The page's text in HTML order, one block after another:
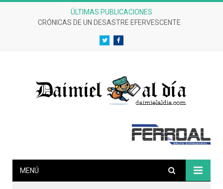
ÚLTIMAS PUBLICACIONES
CRÓNICAS DE UN DESASTRE EFERVESCENTE
TwitterFacebook
MENÚ